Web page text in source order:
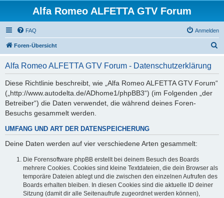
Alfa Romeo ALFETTA GTV Forum
FAQ Anmelden
Foren-Übersicht
Alfa Romeo ALFETTA GTV Forum - Datenschutzerklärung
Diese Richtlinie beschreibt, wie „Alfa Romeo ALFETTA GTV Forum“
(„http://www.autodelta.de/ADhome1/phpBB3“) (im Folgenden „der
Betreiber“) die Daten verwendet, die während deines Foren-
Besuchs gesammelt werden.
UMFANG UND ART DER DATENSPEICHERUNG
Deine Daten werden auf vier verschiedene Arten gesammelt:
Die Forensoftware phpBB erstellt bei deinem Besuch des Boards
mehrere Cookies. Cookies sind kleine Textdateien, die dein Browser als
temporäre Dateien ablegt und die zwischen den einzelnen Aufrufen des
Boards erhalten bleiben. In diesen Cookies sind die aktuelle ID deiner
Sitzung (damit dir alle Seitenaufrufe zugeordnet werden können),